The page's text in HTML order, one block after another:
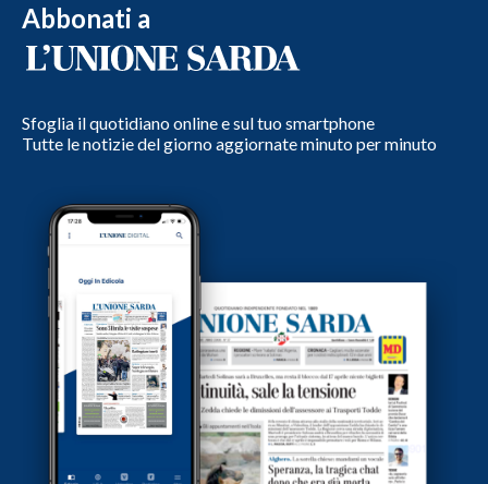
Abbonati a
Sfoglia il quotidiano online e sul tuo smartphone
Tutte le notizie del giorno aggiornate minuto per minuto